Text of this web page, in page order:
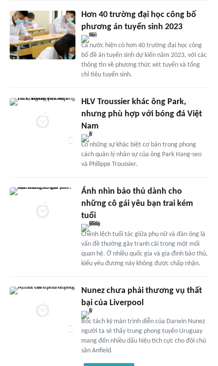
Hơn 40 trường đại học công bố
phương án tuyển sinh 2023
Cả nước hiện có hơn 40 trường đại học công
bố đề án tuyển sinh dự kiến năm 2023, với các
thông tin về phương thức xét tuyển và tổng
chỉ tiêu tuyển sinh.
HLV Troussier khác ông Park,
nhưng phù hợp với bóng đá Việt
Nam
Có những sự khác biệt cơ bản trong phong
cách quản lý nhân sự của ông Park Hang-seo
và Philippe Troussier.
Ánh nhìn bảo thủ dành cho
những cô gái yêu bạn trai kém
tuổi
Chênh lệch tuổi tác giữa phụ nữ và đàn ông là
vấn đề thường gây tranh cãi trong một mối
quan hệ. Ở nhiều quốc gia và gia đình bảo thủ,
kiểu yêu đương này không được chấp nhận.
Nunez chưa phải thương vụ thất
bại của Liverpool
Bóc tách kỹ màn trình diễn của Darwin Nunez
người ta sẽ thấy trung phong tuyển Uruguay
mang đến nhiều dấu hiệu tích cực cho đội chủ
sân Anfield.